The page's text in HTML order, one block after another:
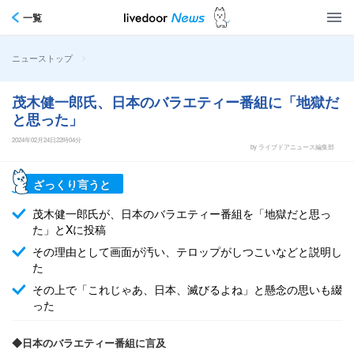
一覧
ニューストップ >
茂木健一郎氏、日本のバラエティー番組に「地獄だ
と思った」
2024年02月24日22時04分
by ライブドアニュース編集部
ざっくり言うと
茂木健一郎氏が、日本のバラエティー番組を「地獄だと思っ
た」とXに投稿
その理由として画面が汚い、テロップがしつこいなどと説明し
た
その上で「これじゃあ、日本、滅びるよね」と懸念の思いも綴
った
◆日本のバラエティー番組に言及